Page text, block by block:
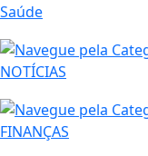
Saúde
NOTÍCIAS
FINANÇAS